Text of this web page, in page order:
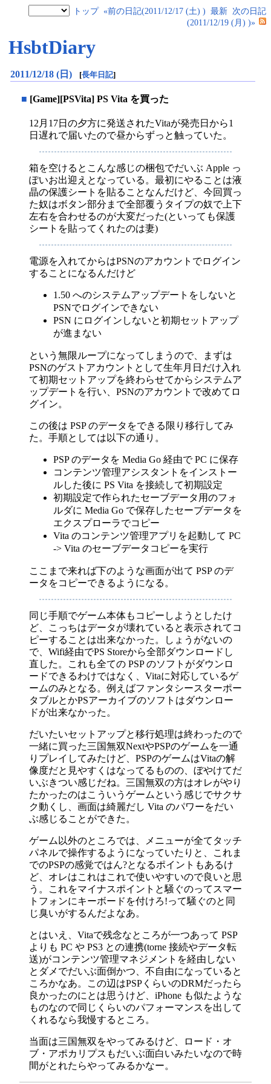
トップ «前の日記(2011/12/17 (土) ) 最新 次の日記
(2011/12/19 (月) )»
HsbtDiary
2011/12/18 (日) [長年日記]
■ [Game][PSVita] PS Vita を買った
12月17日の夕方に発送されたVitaが発売日から1
日遅れで届いたので昼からずっと触っていた。
箱を空けるとこんな感じの梱包でだいぶ Apple っ
ぽいお出迎えとなっている。最初にやることは液
晶の保護シートを貼ることなんだけど、今回買っ
た奴はボタン部分まで全部覆うタイプの奴で上下
左右を合わせるのが大変だった(といっても保護
シートを貼ってくれたのは妻)
電源を入れてからはPSNのアカウントでログイン
することになるんだけど
1.50 へのシステムアップデートをしないと
PSNでログインできない
PSN にログインしないと初期セットアップ
が進まない
という無限ループになってしまうので、まずは
PSNのゲストアカウントとして生年月日だけ入れ
て初期セットアップを終わらせてからシステムア
ップデートを行い、PSNのアカウントで改めてロ
グイン。
この後は PSP のデータをできる限り移行してみ
た。手順としては以下の通り。
PSP のデータを Media Go 経由で PC に保存
コンテンツ管理アシスタントをインストー
ルした後に PS Vita を接続して初期設定
初期設定で作られたセーブデータ用のフォ
ルダに Media Go で保存したセーブデータを
エクスプローラでコピー
Vita のコンテンツ管理アプリを起動して PC
-> Vita のセーブデータコピーを実行
ここまで来れば下のような画面が出て PSP のデ
ータをコピーできるようになる。
同じ手順でゲーム本体もコピーしようとしたけ
ど、こっちはデータが壊れていると表示されてコ
ピーすることは出来なかった。しょうがないの
で、Wifi経由でPS Storeから全部ダウンロードし
直した。これも全ての PSP のソフトがダウンロ
ードできるわけではなく、Vitaに対応しているゲ
ームのみとなる。例えばファンタシースターポー
タブルとかPSアーカイブのソフトはダウンロー
ドが出来なかった。
だいたいセットアップと移行処理は終わったので
一緒に買った三国無双NextやPSPのゲームを一通
りプレイしてみたけど、PSPのゲームはVitaの解
像度だと見やすくはなってるものの、ぼやけてだ
いぶきつい感じだね。三国無双の方はオレがやり
たかったのはこういうゲームという感じでサクサ
ク動くし、画面は綺麗だし Vita のパワーをだい
ぶ感じることができた。
ゲーム以外のところでは、メニューが全てタッチ
パネルで操作するようになっていたりと、これま
でのPSPの感覚ではん?となるポイントもあるけ
ど、オレはこれはこれで使いやすいので良いと思
う。これをマイナスポイントと騒ぐのってスマー
トフォンにキーボードを付けろ!って騒ぐのと同
じ臭いがするんだよなあ。
とはいえ、Vitaで残念なところが一つあって PSP
よりも PC や PS3 との連携(torne 接続やデータ転
送)がコンテンツ管理マネジメントを経由しない
とダメでだいぶ面倒かつ、不自由になっていると
ころかなあ。この辺はPSPくらいのDRMだったら
良かったのにとは思うけど、iPhone も似たような
ものなので同じくらいのパフォーマンスを出して
くれるなら我慢するところ。
当面は三国無双をやってみるけど、ロード・オ
ブ・アポカリプスもだいぶ面白いみたいなので時
間がとれたらやってみるかなー。